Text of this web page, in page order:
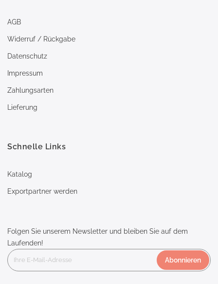
AGB
Widerruf / Rückgabe
Datenschutz
Impressum
Zahlungsarten
Lieferung
Schnelle Links
Katalog
Exportpartner werden
Folgen Sie unserem Newsletter und bleiben Sie auf dem
Laufenden!
Abonnieren